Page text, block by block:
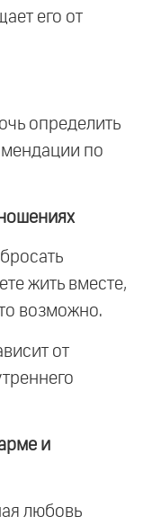
его от
определить
по
жить вместе,
возможно.
от
и
любовь